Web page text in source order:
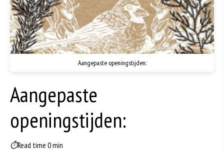
Aangepaste openingstijden:
Aangepaste
openingstijden:
⏱Read time 0 min